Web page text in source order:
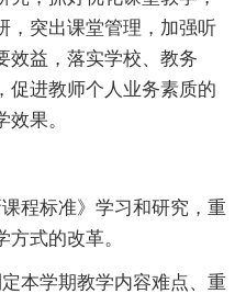
，突出课堂管理，加强听
效益，落实学校、教务
促进教师个人业务素质的
果。
标准》学习和研究，重
式的改革。
学期教学内容难点、重